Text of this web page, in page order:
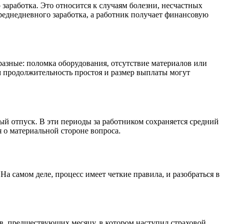
Это относится к случаям болезни, несчастных
заработка, а работник получает финансовую
поломка оборудования, отсутствие материалов или
простоя и размер выплаты могут
отпуск. В эти периоды за работником сохраняется средний
материальной стороне вопроса.
деле, процесс имеет четкие правила, и разобраться в